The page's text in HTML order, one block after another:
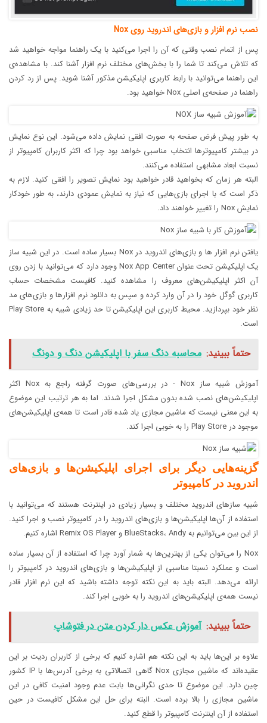
نصب نرم افزار و بازی‌های اندروید روی Nox
پس از اتمام نصب وقتی که آن را اجرا می‌کنید با یک راهنما مواجه خواهید شد
که تلاش می‌کند تا شما را با بخش‌های مختلف نرم افزار آشنا کند. با مشاهده‌ی
این راهنما می‌توانید با رابط کاربری اپلیکیشن مذکور آشنا شوید. پس از رد کردن
راهنما در صفحه‌ی اصلی Nox خواهید بود.
به طور پیش فرض صفحه به صورت افقی نمایش داده می‌شود. این نوع نمایش
در بیشتر کامپیوتر‌ها انتخاب مناسبی خواهد بود چرا که اکثر کاربران کامپیوتر از
نسبت ابعاد مشابهی استفاده می‌کنند.
البته هر زمان که بخواهید قادر خواهید بود نمایش تصویر را افقی کنید. لازم به
ذکر است که با اجرای بازی‌هایی که نیاز به نمایش عمودی دارند، به طور خودکار
نمایش Nox را تغییر خواهند داد.
یافتن نرم افزار ها و بازی‌های اندروید در Nox بسیار ساده است. در این شبیه ساز
یک اپلیکیشن تحت عنوان Nox App Center وجود دارد که می‌توانید با زدن روی
آن اکثر اپلیکیشن‌های معروف را مشاهده کنید. کافیست مشخصات حساب
کاربری گوگل خود را در آن وارد کرده و سپس به دانلود نرم افزار‌ها و بازی‌های مد
نظر خود بپردازید. محیط کاربری این اپلیکیشن تا حد زیادی شبیه به Play Store
است.
حتماً ببینید: محاسبه دنگ سفر با اپلیکیشن دنگ و دونگ
آموزش شبیه ساز Nox - در بررسی‌های صورت گرفته راجع به Nox اکثر
اپلیکیشن‌های نصب شده بدون مشکل اجرا شدند. اما به هر ترتیب این موضوع
به این معنی نیست که ماشین مجازی یاد شده قادر است تا همه‌ی اپلیکیشن‌های
موجود در Play Store را به خوبی اجرا کند.
گزینه‌هایی دیگر برای اجرای اپلیکیشن‌ها و بازی‌های
اندروید در کامپیوتر
شبیه ساز‌های اندروید مختلف و بسیار زیادی در اینترنت هستند که می‌توانید با
استفاده از آن‌ها اپلیکیشن‌ها و بازی‌های اندروید را در کامپیوتر نصب و اجرا کنید.
از این بین می‌توانیم به BlueStacks، Andy و Remix OS Player اشاره کنیم.
Nox را می‌توان یکی از بهترین‌ها به شمار آورد چرا که استفاده از آن بسیار ساده
است و عملکرد نسبتا مناسبی از اپلیکیشن‌ها و بازی‌های اندروید در کامپیوتر را
ارائه می‌دهد. البته باید به این نکته توجه داشته باشید که این نرم افزار قادر
نیست همه‌ی اپلیکیشن‌های اندروید را به خوبی اجرا کند.
حتماً ببینید: آموزش عکس دار کردن متن در فتوشاپ
علاوه بر این‌ها باید به این نکته هم اشاره کنیم که برخی از کاربران ردیت بر این
عقیده‌اند که ماشین مجازی Nox گاهی اتصالاتی به برخی آدرس‌ها با IP کشور
چین دارد. این موضوع تا حدی نگرانی‌ها بابت عدم وجود امنیت کافی در این
ماشین مجازی را بالا برده است. البته برای حل این مشکل کافیست در حین
استفاده از آن اینترنت کامپیوتر را قطع کنید.